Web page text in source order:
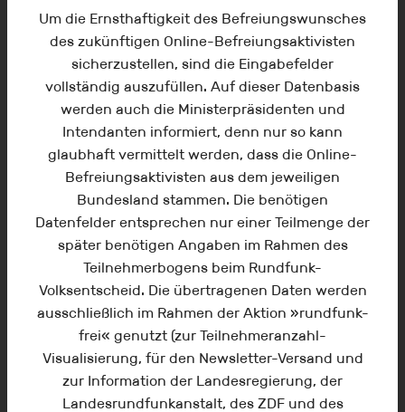
Um die Ernsthaftigkeit des Befreiungswunsches
des zukünftigen Online-Befreiungsaktivisten
sicherzustellen, sind die Eingabefelder
vollständig auszufüllen. Auf dieser Datenbasis
werden auch die Ministerpräsidenten und
Intendanten informiert, denn nur so kann
glaubhaft vermittelt werden, dass die Online-
Befreiungsaktivisten aus dem jeweiligen
Bundesland stammen. Die benötigen
Datenfelder entsprechen nur einer Teilmenge der
später benötigen Angaben im Rahmen des
Teilnehmerbogens beim Rundfunk-
Volksentscheid. Die übertragenen Daten werden
ausschließlich im Rahmen der Aktion »rundfunk-
frei« genutzt (zur Teilnehmeranzahl-
Visualisierung, für den Newsletter-Versand und
zur Information der Landesregierung, der
Landesrundfunkanstalt, des ZDF und des
in deiner Region die Menschen auf die
Aktion »rundfunk-frei« aufmerksam
machen möchtest, dann können wir gerne
mit kostenfreiem Werbematerial
unterstützen. Teile uns deine gewünschte
Auflage mit (100 Stk. -5.000 Stk.) und
deine Lieferadresse. Wir freuen uns über
jeden engagierten Menschen, der mit
seinem Herzen mit dabei ist.
Flyer verteilen